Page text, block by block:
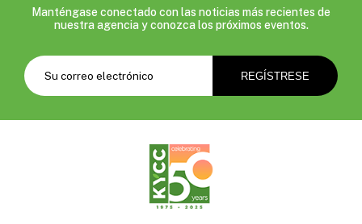
Manténgase conectado con las noticias más recientes de
nuestra agencia y conozca los próximos eventos.